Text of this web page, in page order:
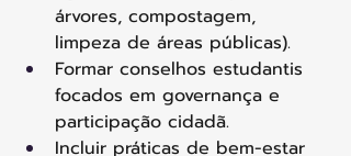
árvores, compostagem,
limpeza de áreas públicas).
Formar conselhos estudantis
focados em governança e
participação cidadã.
Incluir práticas de bem-estar